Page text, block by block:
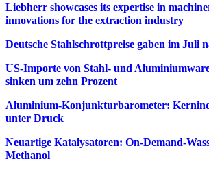
Liebherr showcases its expertise in
innovations for the extraction industry
Deutsche Stahlschrottpreise gaben im Juli
US-Importe von Stahl- und
sinken um zehn Prozent
Aluminium-Konjunkturbarometer:
unter Druck
Neuartige Katalysatoren: On-Demand-
Methanol